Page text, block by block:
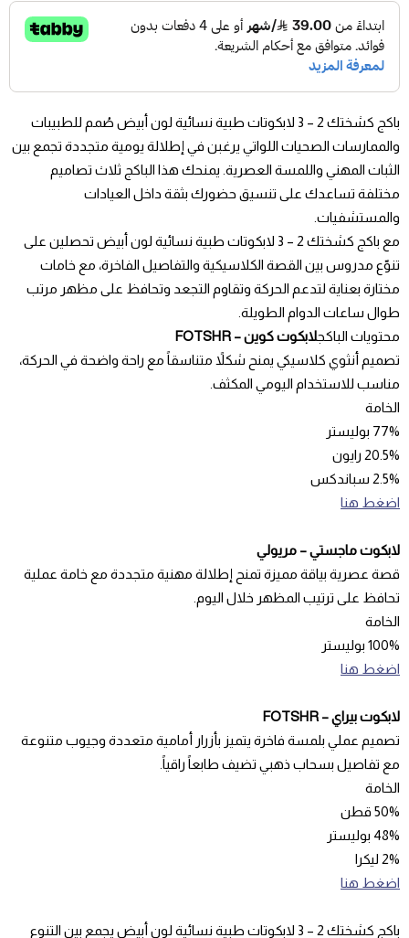
باكج كشختك 2 – 3 لابكوتات طبية نسائية لون أبيض صُمم للطبيبات
والممارسات الصحيات اللواتي يرغبن في إطلالة يومية متجددة تجمع بين
الثبات المهني واللمسة العصرية. يمنحك هذا الباكج ثلاث تصاميم
مختلفة تساعدك على تنسيق حضورك بثقة داخل العيادات
والمستشفيات.
مع باكج كشختك 2 – 3 لابكوتات طبية نسائية لون أبيض تحصلين على
تنوّع مدروس بين القصة الكلاسيكية والتفاصيل الفاخرة، مع خامات
مختارة بعناية لتدعم الحركة وتقاوم التجعد وتحافظ على مظهر مرتب
طوال ساعات الدوام الطويلة.
محتويات الباكجلابكوت كوين – FOTSHR
تصميم أنثوي كلاسيكي يمنح شكلاً متناسقاً مع راحة واضحة في الحركة،
مناسب للاستخدام اليومي المكثف.
الخامة
77% بوليستر
20.5% رايون
2.5% سباندكس
اضغط هنا
لابكوت ماجستي – مريولي
قصة عصرية بياقة مميزة تمنح إطلالة مهنية متجددة مع خامة عملية
تحافظ على ترتيب المظهر خلال اليوم.
الخامة
100% بوليستر
اضغط هنا
لابكوت بيراي – FOTSHR
تصميم عملي بلمسة فاخرة يتميز بأزرار أمامية متعددة وجيوب متنوعة
مع تفاصيل بسحاب ذهبي تضيف طابعاً راقياً.
الخامة
50% قطن
48% بوليستر
2% ليكرا
اضغط هنا
باكج كشختك 2 – 3 لابكوتات طبية نسائية لون أبيض يجمع بين التنوع